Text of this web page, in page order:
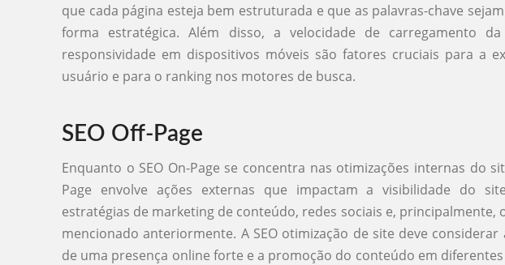
que cada página esteja bem estruturada e que as palavras-chave
forma estratégica. Além disso, a velocidade de carregamento
responsividade em dispositivos móveis são fatores cruciais para a
usuário e para o ranking nos motores de busca.
SEO Off-Page
Enquanto o SEO On-Page se concentra nas otimizações internas do
Page envolve ações externas que impactam a visibilidade do
estratégias de marketing de conteúdo, redes sociais e, principalmente,
mencionado anteriormente. A SEO otimização de site deve considerar
de uma presença online forte e a promoção do conteúdo em